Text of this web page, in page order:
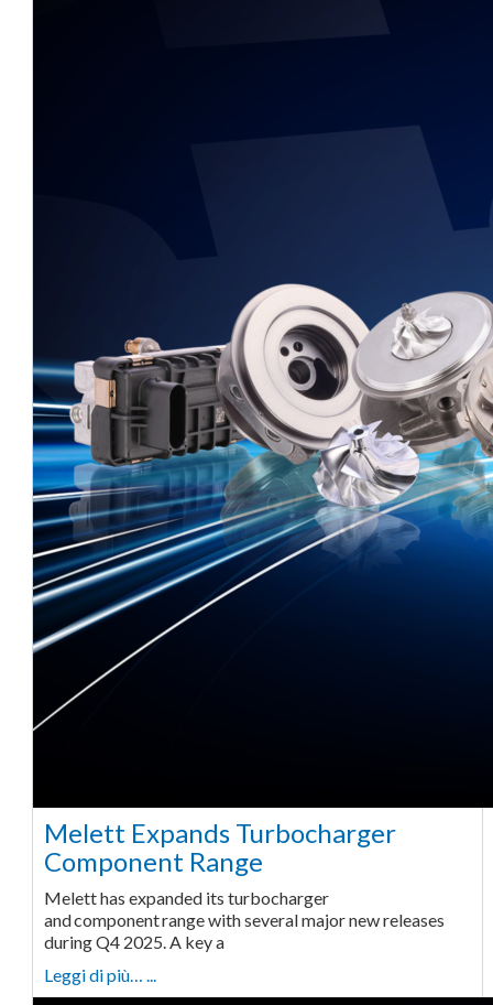
Melett Expands Turbocharger
Component Range
Melett has expanded its turbocharger
and component range with several major new releases
during Q4 2025. A key a
Leggi di più… ...